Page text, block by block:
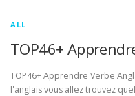
ALL
TOP46+
TOP46+ Apprendre Verbe
l'anglais vous allez trouvez